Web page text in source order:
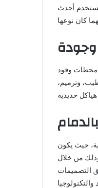
يستخدم أحدث
محطات وقود
وترميم،
حيث يكون
من خلال
التصميمات